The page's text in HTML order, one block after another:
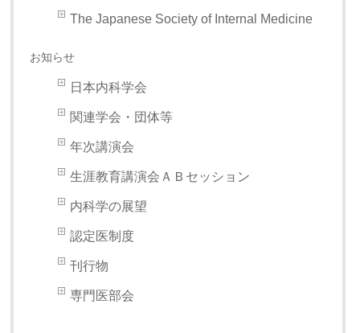
The Japanese Society of Internal Medicine
お知らせ
日本内科学会
関連学会・団体等
年次講演会
生涯教育講演会ＡＢセッション
内科学の展望
認定医制度
刊行物
専門医部会